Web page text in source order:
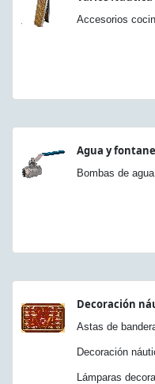
Accesorios
Agua y
Bombas de
Decoración
Astas de
Decoración
Lámparas